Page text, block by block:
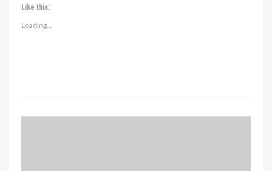
Like this:
Loading...